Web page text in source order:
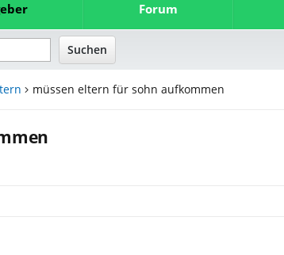
Forum
müssen eltern für sohn aufkommen